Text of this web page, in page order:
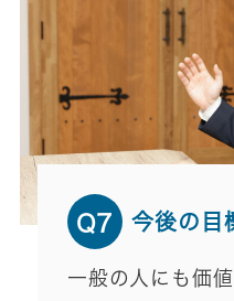
Q7 今後の目
一般の人にも価